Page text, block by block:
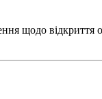
щодо відкриття